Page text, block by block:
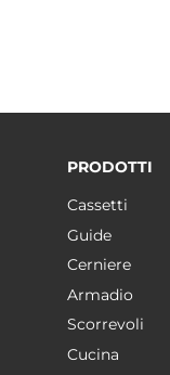
PRODOTTI
Cassetti
Guide
Cerniere
Armadio
Scorrevoli
Cucina